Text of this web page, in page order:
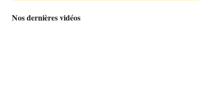
Nos dernières vidéos